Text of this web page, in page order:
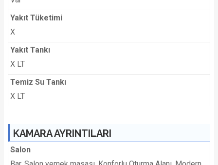
Yakıt Tüketimi
X
Yakıt Tankı
X LT
Temiz Su Tankı
X LT
KAMARA AYRINTILARI
Salon